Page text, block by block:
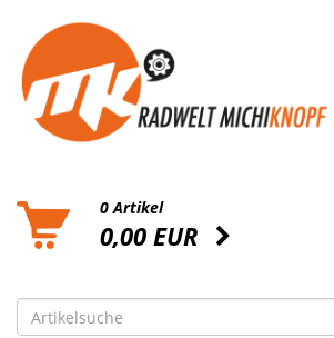
0 Artikel
0,00 EUR